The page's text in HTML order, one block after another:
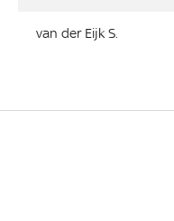
van der Eijk S.